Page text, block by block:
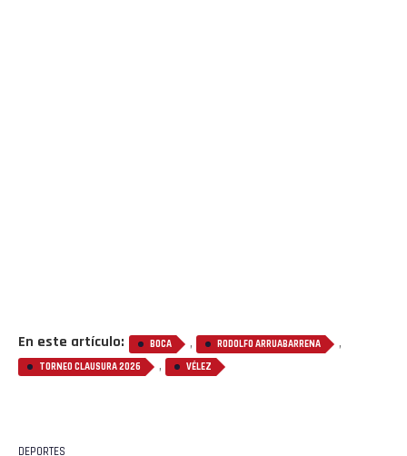
En este artículo: BOCA , RODOLFO ARRUABARRENA ,
TORNEO CLAUSURA 2026 , VÉLEZ
DEPORTES